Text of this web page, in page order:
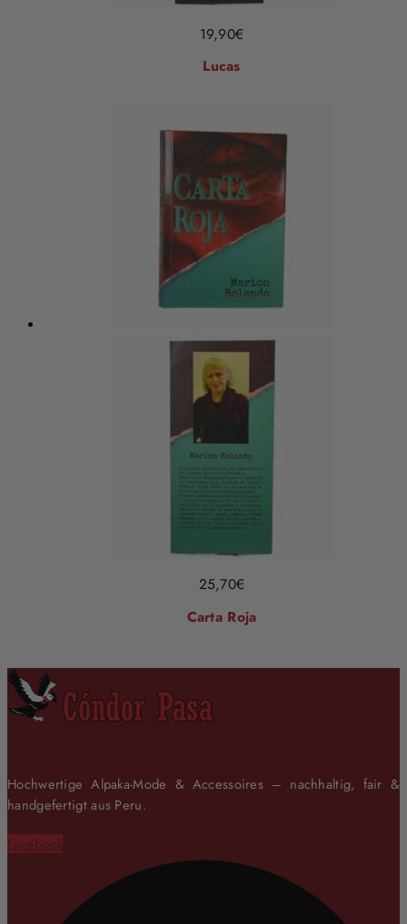
19,90€
Lucas
25,70€
Carta Roja
Hochwertige Alpaka-Mode & Accessoires – nachhaltig, fair &
handgefertigt aus Peru.
Facebook